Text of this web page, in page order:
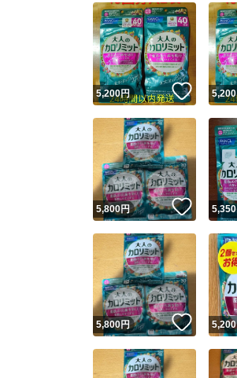
5,200円 いいね
5,200
5,800円 いいね
5,350
5,800円 いいね
5,200